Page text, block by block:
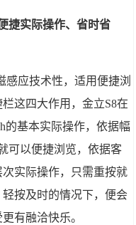
捷实际操作、省时省
感应技术性，适用便捷浏
这四大作用，金立S8在
的基本实际操作，依据幅
可以便捷浏览，依据客
实际操作，只需重按就
按及时的情况下，便会
有融洽快乐。